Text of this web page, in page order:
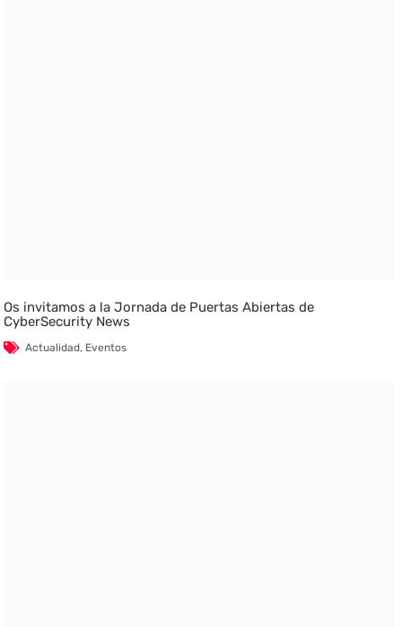
Os invitamos a la Jornada de Puertas Abiertas de
CyberSecurity News
Actualidad, Eventos